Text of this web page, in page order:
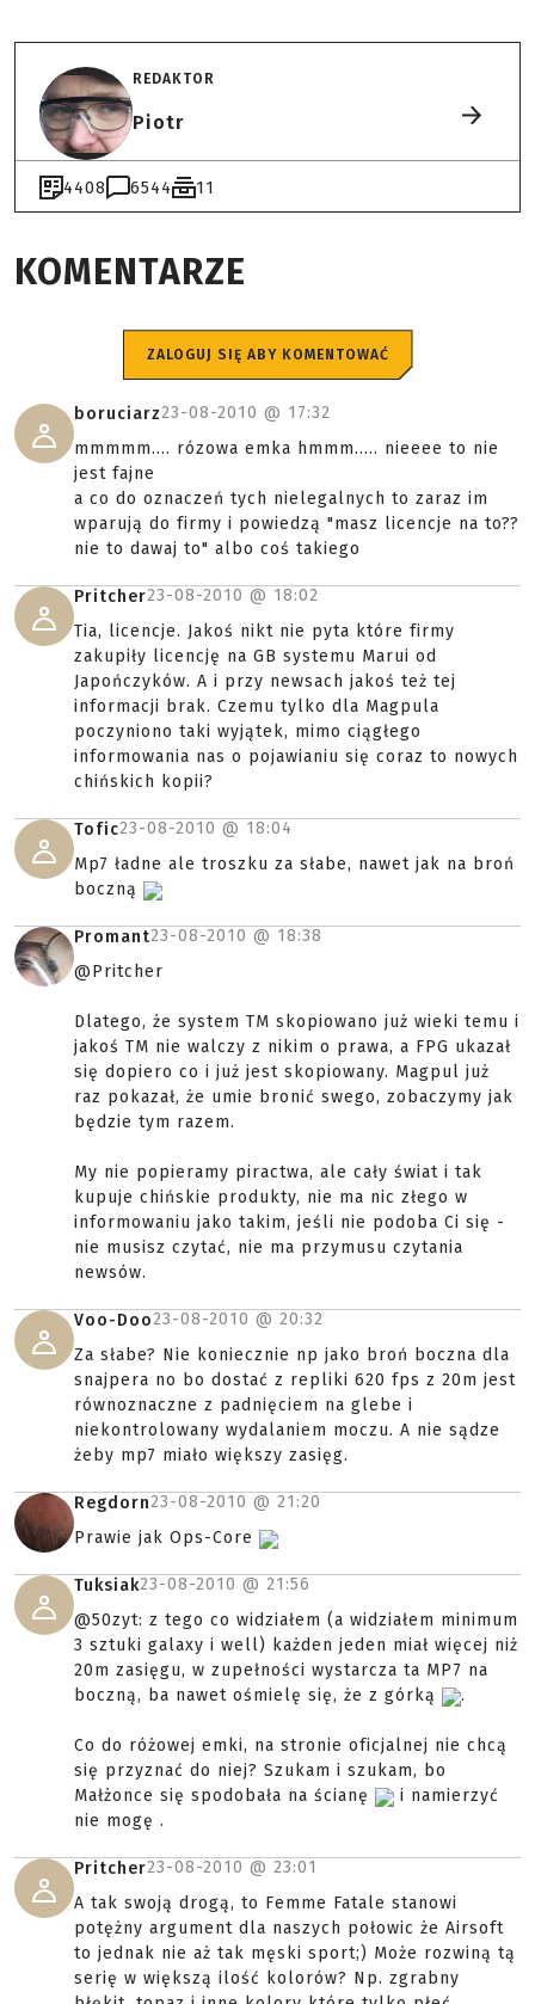
REDAKTOR
Piotr
4408 6544 11
KOMENTARZE
ZALOGUJ SIĘ ABY KOMENTOWAĆ
boruciarz23-08-2010 @ 17:32
mmmmm.... rózowa emka hmmm..... nieeee to nie
jest fajne
a co do oznaczeń tych nielegalnych to zaraz im
wparują do firmy i powiedzą "masz licencje na to??
nie to dawaj to" albo coś takiego
Pritcher23-08-2010 @ 18:02
Tia, licencje. Jakoś nikt nie pyta które firmy
zakupiły licencję na GB systemu Marui od
Japończyków. A i przy newsach jakoś też tej
informacji brak. Czemu tylko dla Magpula
poczyniono taki wyjątek, mimo ciągłego
informowania nas o pojawianiu się coraz to nowych
chińskich kopii?
Tofic23-08-2010 @ 18:04
Mp7 ładne ale troszku za słabe, nawet jak na broń
boczną
Promant23-08-2010 @ 18:38
@Pritcher
Dlatego, że system TM skopiowano już wieki temu i
jakoś TM nie walczy z nikim o prawa, a FPG ukazał
się dopiero co i już jest skopiowany. Magpul już
raz pokazał, że umie bronić swego, zobaczymy jak
będzie tym razem.
My nie popieramy piractwa, ale cały świat i tak
kupuje chińskie produkty, nie ma nic złego w
informowaniu jako takim, jeśli nie podoba Ci się -
nie musisz czytać, nie ma przymusu czytania
newsów.
Voo-Doo23-08-2010 @ 20:32
Za słabe? Nie koniecznie np jako broń boczna dla
snajpera no bo dostać z repliki 620 fps z 20m jest
równoznaczne z padnięciem na glebe i
niekontrolowany wydalaniem moczu. A nie sądze
żeby mp7 miało większy zasięg.
Regdorn23-08-2010 @ 21:20
Prawie jak Ops-Core
Tuksiak23-08-2010 @ 21:56
@50zyt: z tego co widziałem (a widziałem minimum
3 sztuki galaxy i well) każden jeden miał więcej niż
20m zasięgu, w zupełności wystarcza ta MP7 na
boczną, ba nawet ośmielę się, że z górką
.
Co do różowej emki, na stronie oficjalnej nie chcą
się przyznać do niej? Szukam i szukam, bo
Małżonce się spodobała na ścianę
i namierzyć
nie mogę .
Pritcher23-08-2010 @ 23:01
A tak swoją drogą, to Femme Fatale stanowi
potężny argument dla naszych połowic że Airsoft
to jednak nie aż tak męski sport;) Może rozwiną tą
serię w większą ilość kolorów? Np. zgrabny